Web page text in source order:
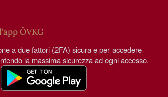
ÖVKG
a due fattori (2FA) sicura e per accedere
la massima sicurezza ad ogni accesso.